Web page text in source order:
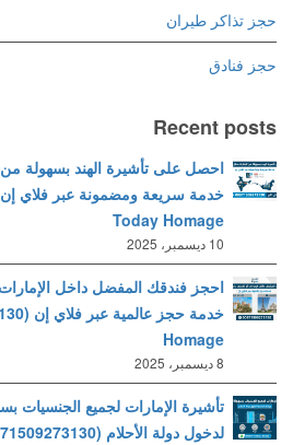
حجز تذاكر طيران
حجز فنادق
Recent posts
احصل على تأشيرة الهند بسهولة
Today Homage
10 ديسمبر، 2025
احجز فندقك المفضل داخل
Homage
8 ديسمبر، 2025
تأشيرة الإمارات لجميع الجنسيات
لدخول دولة الأحلام (00971509273130) Today Homage